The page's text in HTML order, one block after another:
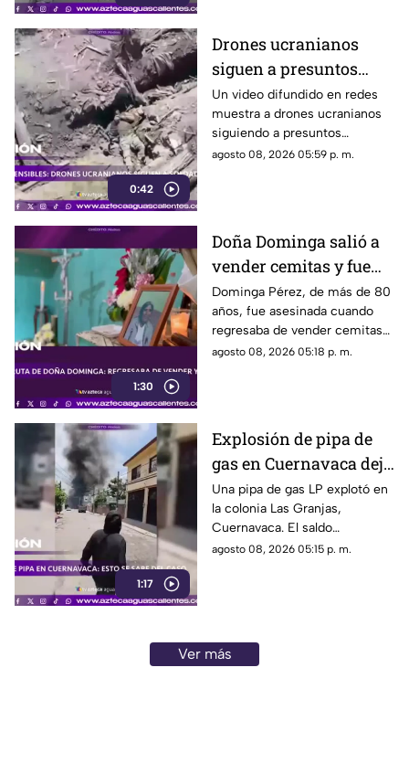
0:42
Drones ucranianos
siguen a presuntos
soldados rusos durante
varias horas
Un video difundido en redes
muestra a drones ucranianos
siguiendo a presuntos
soldados rusos antes de un
agosto 08, 2026 05:59 p. m.
1:30
Doña Dominga salió a
vender cemitas y fue
asesinada al regresar a
casa; así fue la agresión
(VIDEO)
Dominga Pérez, de más de 80
años, fue asesinada cuando
regresaba de vender cemitas
en Chachapa. La Fiscalía de
agosto 08, 2026 05:18 p. m.
1:17
Explosión de pipa de
gas en Cuernavaca deja
21 personas lesionadas
Una pipa de gas LP explotó en
la colonia Las Granjas,
Cuernavaca. El saldo
preliminar es de 21 lesionados
agosto 08, 2026 05:15 p. m.
Ver más